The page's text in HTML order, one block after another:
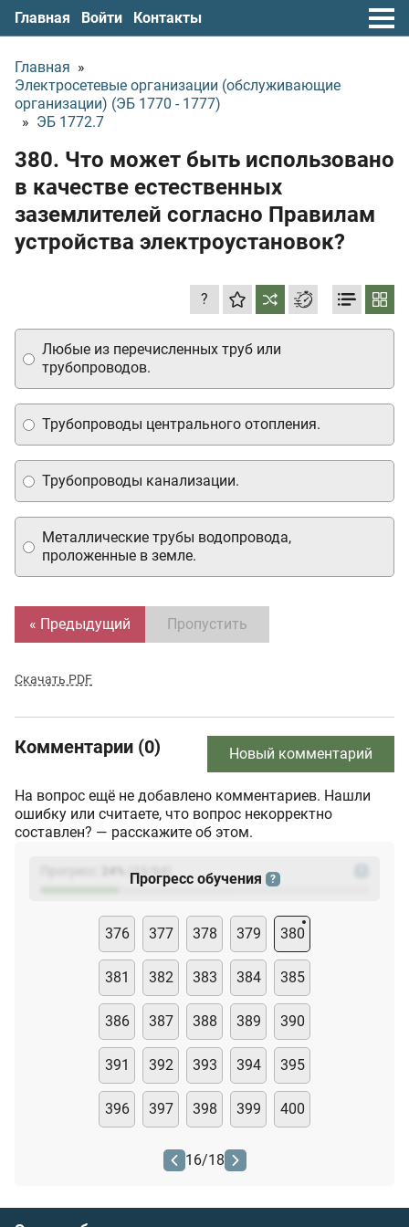
Главная Войти Контакты
Главная »
Электросетевые организации (обслуживающие
организации) (ЭБ 1770 - 1777)
» ЭБ 1772.7
380. Что может быть использовано
в качестве естественных
заземлителей согласно Правилам
устройства электроустановок?
?
Металлические трубы водопровода,
проложенные в земле.
Трубопроводы канализации.
Трубопроводы центрального отопления.
Любые из перечисленных труб или
трубопроводов.
« Предыдущий Пропустить
Скачать PDF
Комментарии (0) Новый комментарий
На вопрос ещё не добавлено комментариев. Нашли
ошибку или считаете, что вопрос некорректно
составлен? — расскажите об этом.
(23
Прогресс обучения ?
376 377 378 379 380
381 382 383 384 385
386 387 388 389 390
391 392 393 394 395
396 397 398 399 400
16/18